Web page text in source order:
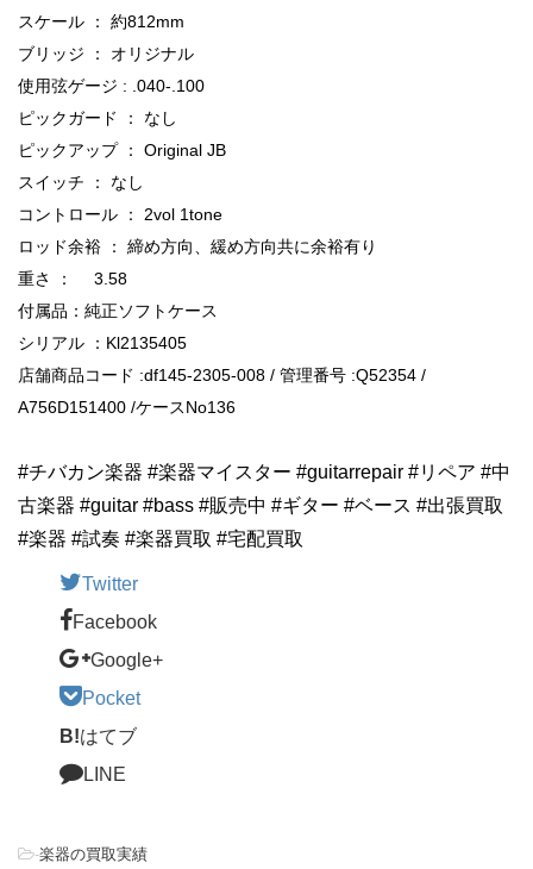
スケール ： 約812mm
ブリッジ ： オリジナル
使用弦ゲージ : .040-.100
ピックガード ： なし
ピックアップ ： Original JB
スイッチ ： なし
コントロール ： 2vol 1tone
ロッド余裕 ： 締め方向、緩め方向共に余裕有り
重さ ： 3.58
付属品：純正ソフトケース
シリアル ：Kl2135405
店舗商品コード :df145-2305-008 / 管理番号 :Q52354 /
A756D151400 /ケースNo136
#チバカン楽器 #楽器マイスター #guitarrepair #リペア #中
古楽器 #guitar #bass #販売中 #ギター #ベース #出張買取
#楽器 #試奏 #楽器買取 #宅配買取
Twitter
Facebook
Google+
Pocket
B!はてブ
LINE
-楽器の買取実績